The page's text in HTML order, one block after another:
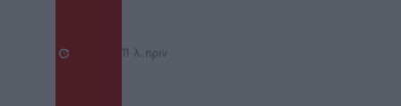
11 λ. πριν